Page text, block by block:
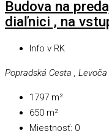
Budova na
diaľnici , na
Info v RK
Popradská Cesta , Levoča
1797 m²
650 m²
Miestnosť: 0